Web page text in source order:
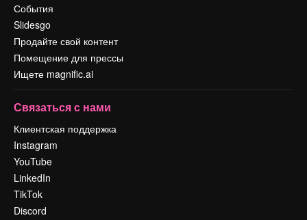
События
Slidesgo
Продайте свой контент
Помещение для прессы
Ищете magnific.ai
Связаться с нами
Клиентская поддержка
Instagram
YouTube
LinkedIn
TikTok
Discord